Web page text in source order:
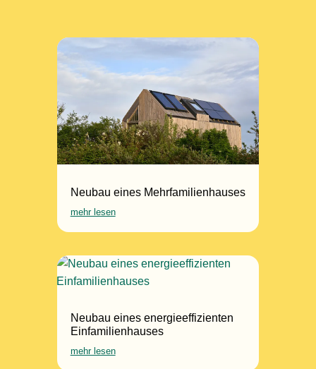
Neubau eines Mehrfamilienhauses
mehr lesen
Neubau eines energieeffizienten
Einfamilienhauses
mehr lesen